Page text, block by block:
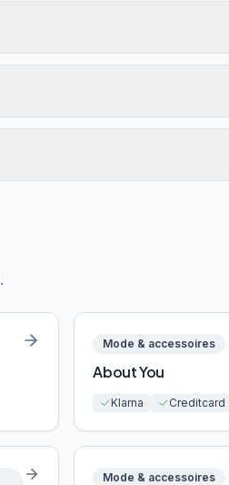
Mode & accessoires
About You
Klarna Creditcard
Mode & accessoires